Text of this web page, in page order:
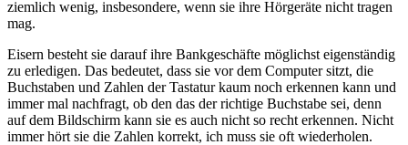
ziemlich wenig, insbesondere, wenn sie ihre Hörgeräte nicht tragen
mag.
Eisern besteht sie darauf ihre Bankgeschäfte möglichst eigenständig
zu erledigen. Das bedeutet, dass sie vor dem Computer sitzt, die
Buchstaben und Zahlen der Tastatur kaum noch erkennen kann und
immer mal nachfragt, ob den das der richtige Buchstabe sei, denn
auf dem Bildschirm kann sie es auch nicht so recht erkennen. Nicht
immer hört sie die Zahlen korrekt, ich muss sie oft wiederholen.